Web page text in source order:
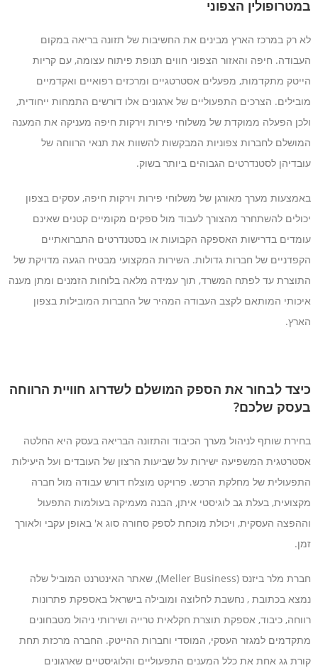
במטרופולין הצפוני
לא רק במרכז הארץ מבינים את החשיבות של תזונה בריאה במקום
העבודה. חיפה והאזור הצפוני חווים תנופת פיתוח עצומה, עם קריות
הייטק מתקדמות, מפעלים אסטרטגיים ומרכזים רפואיים ואקדמיים
מובילים. הצרכים התפעוליים של ארגונים אלו דורשים התמחות ייחודית,
ולכן הפעלה ממוקדת של משלוחי פירות וירקות חיפה מעניקה את המענה
המושלם לחברות צפוניות המבקשות להשוות את תנאי הרווחה של
עובדיהן לסטנדרטים הגבוהים ביותר בשוק.
באמצעות מערך מאורגן של משלוחי פירות וירקות חיפה, עסקים בצפון
יכולים להשתחרר מהצורך לעבוד מול ספקים מקומיים קטנים שאינם
עומדים בדרישות האספקה הקבועות או בסטנדרטים התברואתיים
הקפדניים של חברות גדולות. השירות המקצועי מבטיח הגעה מדויקת של
התוצרת עד לפתח המשרד, תוך עמידה מלאה בלוחות הזמנים ומתן מענה
איכותי המותאם לקצב העבודה המהיר של החברות המובילות בצפון
הארץ.
כיצד לבחור את הספק המושלם לשדרוג חוויית הרווחה
בעסק שלכם?
בחירת שותף לניהול מערך הכיבוד והתזונה הבריאה בעסק היא החלטה
אסטרטגית המשפיעה ישירות על שביעות הרצון של העובדים ועל היעילות
התפעולית של מחלקת הרכש. פרויקט מוצלח דורש עבודה מול חברה
מקצועית, בעלת גב לוגיסטי איתן, הבנה מעמיקה בעולמות התפעול
וההפצה העסקית, ויכולת מוכחת לספק סחורה סוג א' באופן עקבי ולאורך
זמן.
חברת מלר ביזנס (Meller Business), שאתר האינטרנט המוביל שלה
נמצא בכתובת , נחשבת לחלוצה ומובילה בישראל באספקת פתרונות
רווחה, כיבוד, אספקת תוצרת חקלאית טרייה ושירותי ניהול מטבחונים
מתקדמים למגזר העסקי, המוסדי וחברות ההייטק. החברה מרכזת תחת
קורת גג אחת את כלל המענים התפעוליים והלוגיסטיים שארגונים